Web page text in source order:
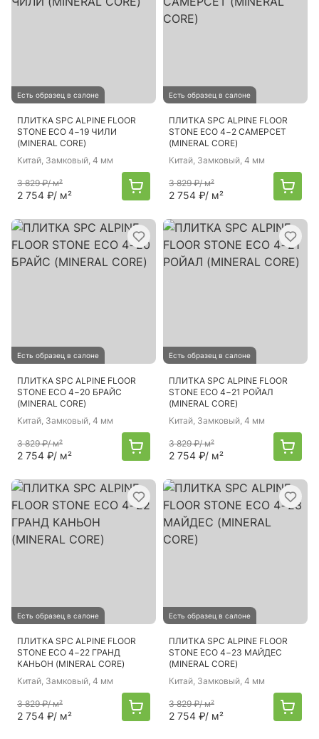
Есть образец в салоне
ПЛИТКА SPC ALPINE FLOOR
STONE ECO 4−19 ЧИЛИ
(MINERAL CORE)
Китай, Замковый, 4 мм
3 829 ₽/ м²
2 754 ₽/ м²
Есть образец в салоне
ПЛИТКА SPC ALPINE FLOOR
STONE ECO 4−2 САМЕРСЕТ
(MINERAL CORE)
Китай, Замковый, 4 мм
3 829 ₽/ м²
2 754 ₽/ м²
Есть образец в салоне
ПЛИТКА SPC ALPINE FLOOR
STONE ECO 4−20 БРАЙС
(MINERAL CORE)
Китай, Замковый, 4 мм
3 829 ₽/ м²
2 754 ₽/ м²
Есть образец в салоне
ПЛИТКА SPC ALPINE FLOOR
STONE ECO 4−21 РОЙАЛ
(MINERAL CORE)
Китай, Замковый, 4 мм
3 829 ₽/ м²
2 754 ₽/ м²
Есть образец в салоне
ПЛИТКА SPC ALPINE FLOOR
STONE ECO 4−22 ГРАНД
КАНЬОН (MINERAL CORE)
Китай, Замковый, 4 мм
3 829 ₽/ м²
2 754 ₽/ м²
Есть образец в салоне
ПЛИТКА SPC ALPINE FLOOR
STONE ECO 4−23 МАЙДЕС
(MINERAL CORE)
Китай, Замковый, 4 мм
3 829 ₽/ м²
2 754 ₽/ м²